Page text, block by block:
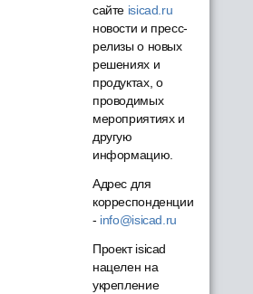
сайте isicad.ru
новости и пресс-
релизы о новых
решениях и
продуктах, о
проводимых
мероприятиях и
другую
информацию.
Адрес для
корреспонденции
- info@isicad.ru
Проект isicad
нацелен на
укрепление